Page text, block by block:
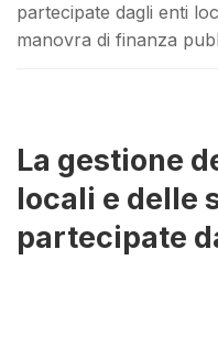
partecipate dagli enti
manovra di finanza
La gestione
locali e delle
partecipate